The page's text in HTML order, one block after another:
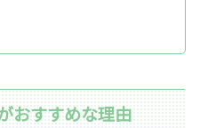
おすすめな理由